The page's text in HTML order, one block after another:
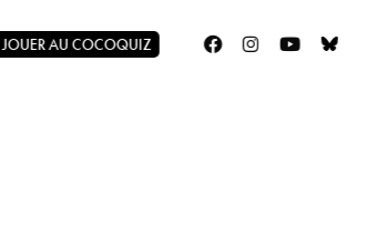
JOUER AU COCOQUIZ